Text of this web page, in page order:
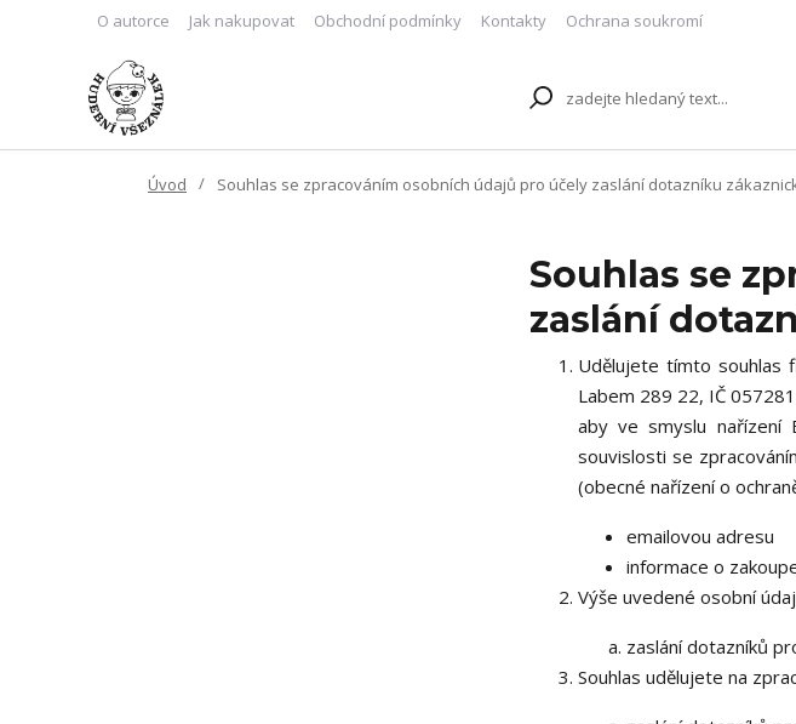
O autorce Jak nakupovat Obchodní podmínky Kontakty Ochrana soukromí
Úvod Souhlas se zpracováním osobních údajů pro účely zaslání dotazníku
Souhlas se
zaslání
Udělujete tímto souhlas
Labem 289 22, IČ
aby ve smyslu nařízení
souvislosti se
(obecné nařízení o
emailovou adresu
informace o
Výše uvedené osobní
zaslání dotazníků
Souhlas udělujete na